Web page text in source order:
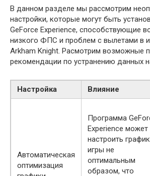
В данном разделе мы рассмотрим
настройки, которые могут быть
GeForce Experience, способствующие
низкого ФПС и проблем с вылетами в
Arkham Knight. Расмотрим возможные
рекомендации по устранению данных
Настройка Влияние
Автоматическая
оптимизация
Программа
Experience может
настроить
игры не
оптимальным
образом, что